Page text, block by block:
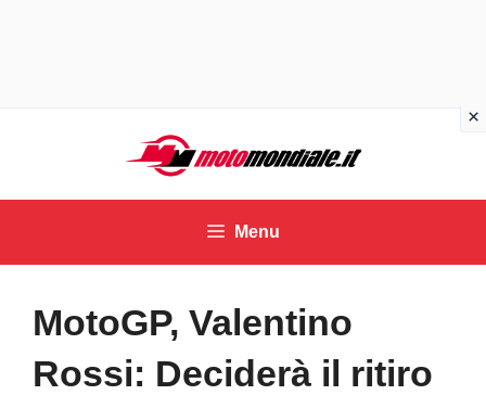
contenuto
Menu
MotoGP, Valentino
Rossi: Deciderà il ritiro